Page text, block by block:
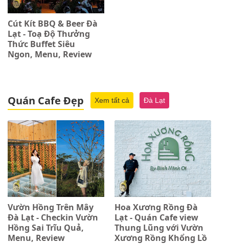
Cút Kít BBQ & Beer Đà
Lạt - Toạ Độ Thưởng
Thức Buffet Siêu
Ngon, Menu, Review
Quán Cafe Đẹp Xem tất cả Đà Lạt
Vườn Hồng Trên Mây
Đà Lạt - Checkin Vườn
Hồng Sai Trĩu Quả,
Menu, Review
Hoa Xương Rồng Đà
Lạt - Quán Cafe view
Thung Lũng với Vườn
Xương Rồng Khổng Lồ